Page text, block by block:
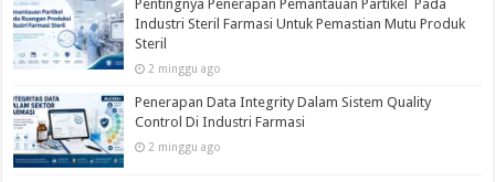
Pentingnya Penerapan Pemantauan Partikel Pada
Industri Steril Farmasi Untuk Pemastian Mutu Produk
Steril
2 minggu ago
Penerapan Data Integrity Dalam Sistem Quality
Control Di Industri Farmasi
2 minggu ago